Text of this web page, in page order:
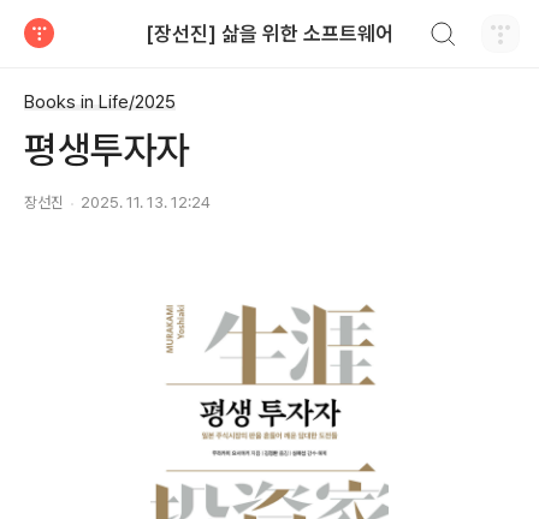
[장선진] 삶을 위한 소프트웨어
Books in Life/2025
평생투자자
장선진 2025. 11. 13. 12:24